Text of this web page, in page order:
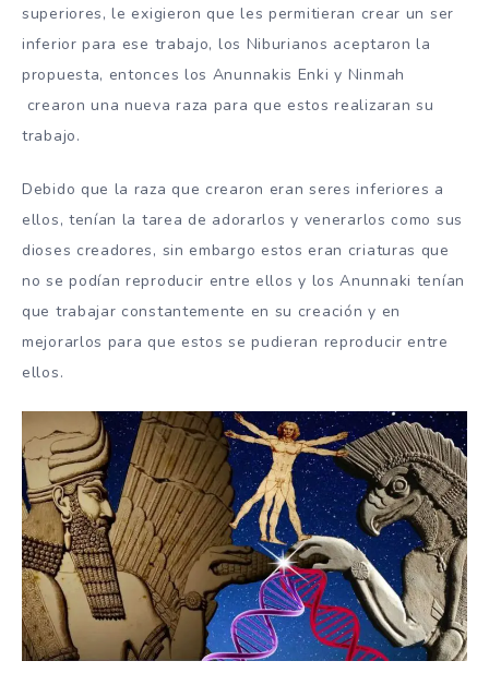
superiores, le exigieron que les permitieran crear un ser
inferior para ese trabajo, los Niburianos aceptaron la
propuesta, entonces los Anunnakis Enki y Ninmah
crearon una nueva raza para que estos realizaran su
trabajo.
Debido que la raza que crearon eran seres inferiores a
ellos, tenían la tarea de adorarlos y venerarlos como sus
dioses creadores, sin embargo estos eran criaturas que
no se podían reproducir entre ellos y los Anunnaki tenían
que trabajar constantemente en su creación y en
mejorarlos para que estos se pudieran reproducir entre
ellos.